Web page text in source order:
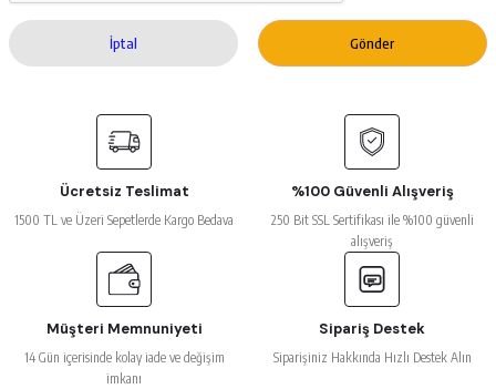
İptal Gönder
Ücretsiz Teslimat
1500 TL ve Üzeri Sepetlerde Kargo Bedava
%100 Güvenli Alışveriş
250 Bit SSL Sertifikası ile %100 güvenli
alışveriş
Müşteri Memnuniyeti
14 Gün içerisinde kolay iade ve değişim
imkanı
Sipariş Destek
Siparişiniz Hakkında Hızlı Destek Alın